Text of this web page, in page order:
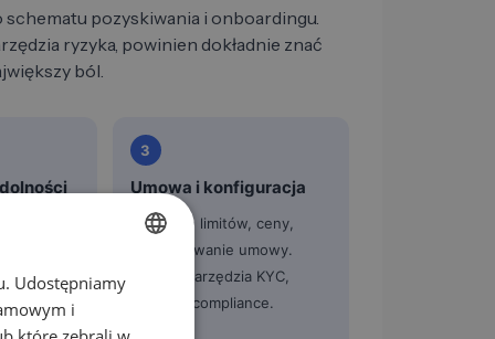
pozyskiwania i onboardingu.
ryzyka, powinien dokładnie znać
ból.
API
to
3
Umowa i konfiguracja
Ustalenie limitów, ceny,
ukształtowanie umowy.
Działają narzędzia KYC,
umowy i compliance.
GERMAN
Udostępniamy
i